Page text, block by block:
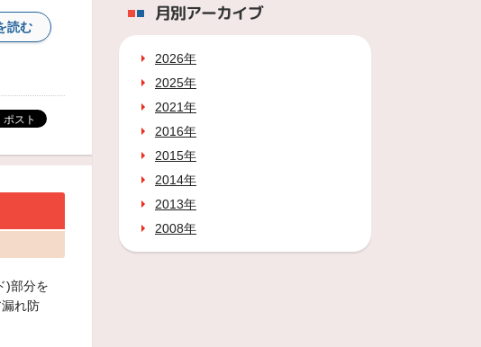
読む
)部分を
れ防
月別アーカイブ
2026年
2025年
2021年
2016年
2015年
2014年
2013年
2008年